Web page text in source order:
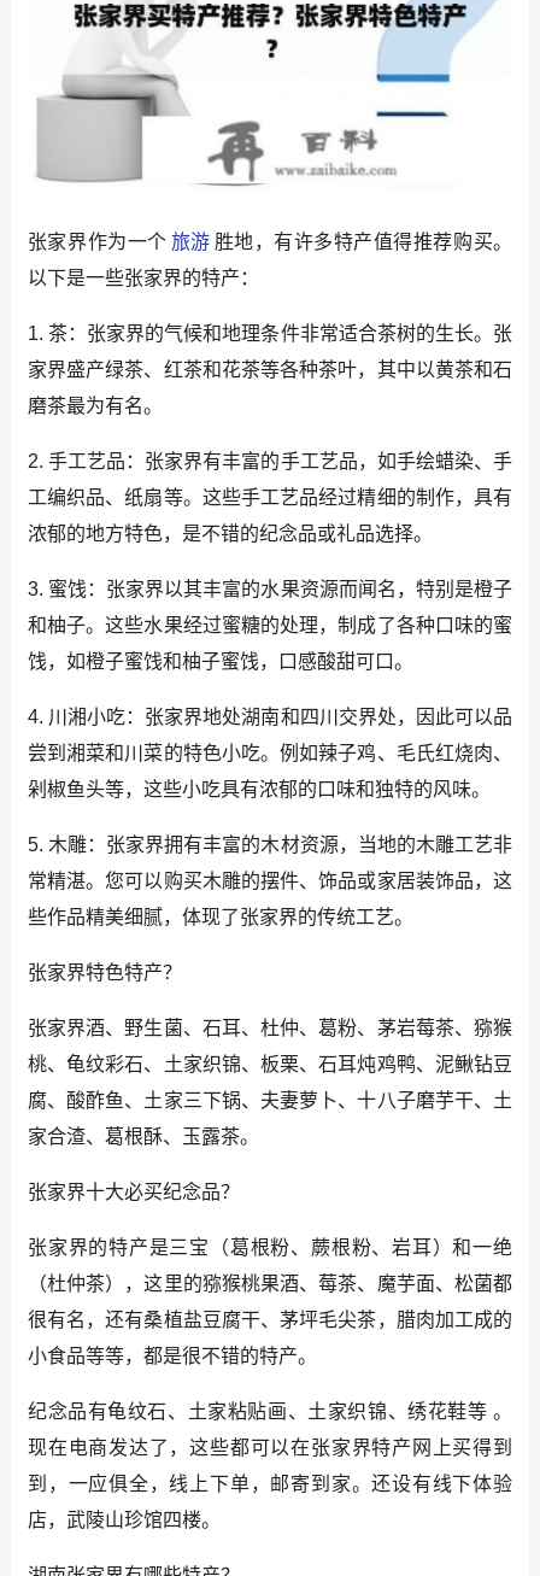
张家界作为一个 旅游 胜地，有许多特产值得推荐购买。
以下是一些张家界的特产：
1. 茶：张家界的气候和地理条件非常适合茶树的生长。张
家界盛产绿茶、红茶和花茶等各种茶叶，其中以黄茶和石
磨茶最为有名。
2. 手工艺品：张家界有丰富的手工艺品，如手绘蜡染、手
工编织品、纸扇等。这些手工艺品经过精细的制作，具有
浓郁的地方特色，是不错的纪念品或礼品选择。
3. 蜜饯：张家界以其丰富的水果资源而闻名，特别是橙子
和柚子。这些水果经过蜜糖的处理，制成了各种口味的蜜
饯，如橙子蜜饯和柚子蜜饯，口感酸甜可口。
4. 川湘小吃：张家界地处湖南和四川交界处，因此可以品
尝到湘菜和川菜的特色小吃。例如辣子鸡、毛氏红烧肉、
剁椒鱼头等，这些小吃具有浓郁的口味和独特的风味。
5. 木雕：张家界拥有丰富的木材资源，当地的木雕工艺非
常精湛。您可以购买木雕的摆件、饰品或家居装饰品，这
些作品精美细腻，体现了张家界的传统工艺。
张家界特色特产？
张家界酒、野生菌、石耳、杜仲、葛粉、茅岩莓茶、猕猴
桃、龟纹彩石、土家织锦、板栗、石耳炖鸡鸭、泥鳅钻豆
腐、酸酢鱼、土家三下锅、夫妻萝卜、十八子磨芋干、土
家合渣、葛根酥、玉露茶。
张家界十大必买纪念品？
张家界的特产是三宝（葛根粉、蕨根粉、岩耳）和一绝
（杜仲茶），这里的猕猴桃果酒、莓茶、魔芋面、松菌都
很有名，还有桑植盐豆腐干、茅坪毛尖茶，腊肉加工成的
小食品等等，都是很不错的特产。
纪念品有龟纹石、土家粘贴画、土家织锦、绣花鞋等 。
现在电商发达了，这些都可以在张家界特产网上买得到
到，一应俱全，线上下单，邮寄到家。还设有线下体验
店，武陵山珍馆四楼。